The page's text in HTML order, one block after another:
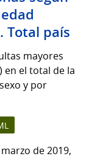
Total país
mayores
en el total de la
y por
de 2019,